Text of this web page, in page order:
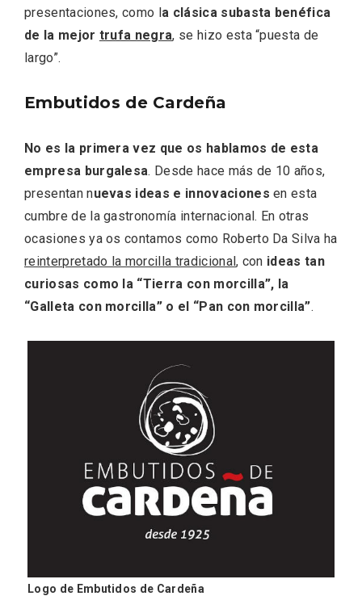
presentaciones, como l a clásica subasta benéfica
de la mejor trufa negra, se hizo esta “puesta de
largo”.
Embutidos de Cardeña
No es la primera vez que os hablamos de esta
empresa burgalesa. Desde hace más de 10 años,
presentan nuevas ideas e innovaciones en esta
cumbre de la gastronomía internacional. En otras
ocasiones ya os contamos como Roberto Da Silva ha
reinterpretado la morcilla tradicional, con ideas tan
curiosas como la “Tierra con morcilla”, la
“Galleta con morcilla” o el “Pan con morcilla”.
Logo de Embutidos de Cardeña